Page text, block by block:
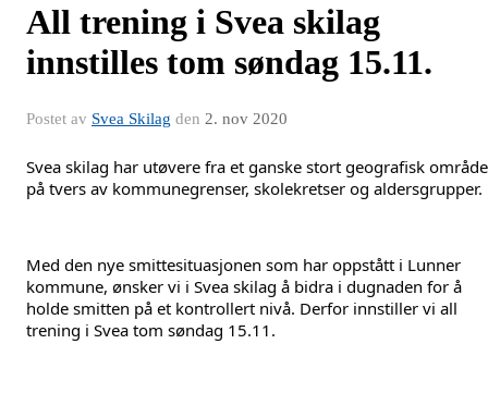
All trening i Svea skilag
innstilles tom søndag 15.11.
Postet av Svea Skilag den 2. nov 2020
Svea skilag har utøvere fra et ganske stort geografisk
på tvers av kommunegrenser, skolekretser og aldersgrupper.
Med den nye smittesituasjonen som har oppstått i Lunner
kommune, ønsker vi i Svea skilag å bidra i dugnaden for å
holde smitten på et kontrollert nivå. Derfor innstiller vi all
trening i Svea tom søndag 15.11.